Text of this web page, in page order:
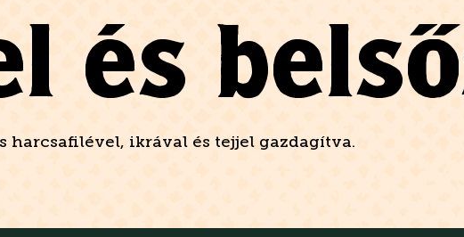
és
harcsafilével, ikrával és tejjel gazdagítva.